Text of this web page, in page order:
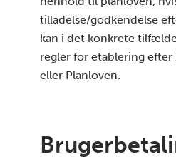
tilladelse/godkendelse
kan i det konkrete
regler for etablering efter
eller Planloven.